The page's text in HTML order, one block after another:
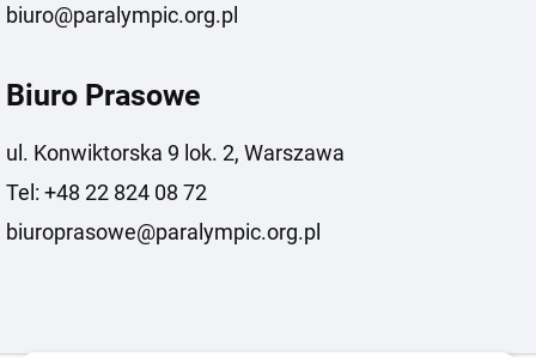
biuro@paralympic.org.pl
Biuro Prasowe
ul. Konwiktorska 9 lok. 2, Warszawa
Tel: +48 22 824 08 72
biuroprasowe@paralympic.org.pl